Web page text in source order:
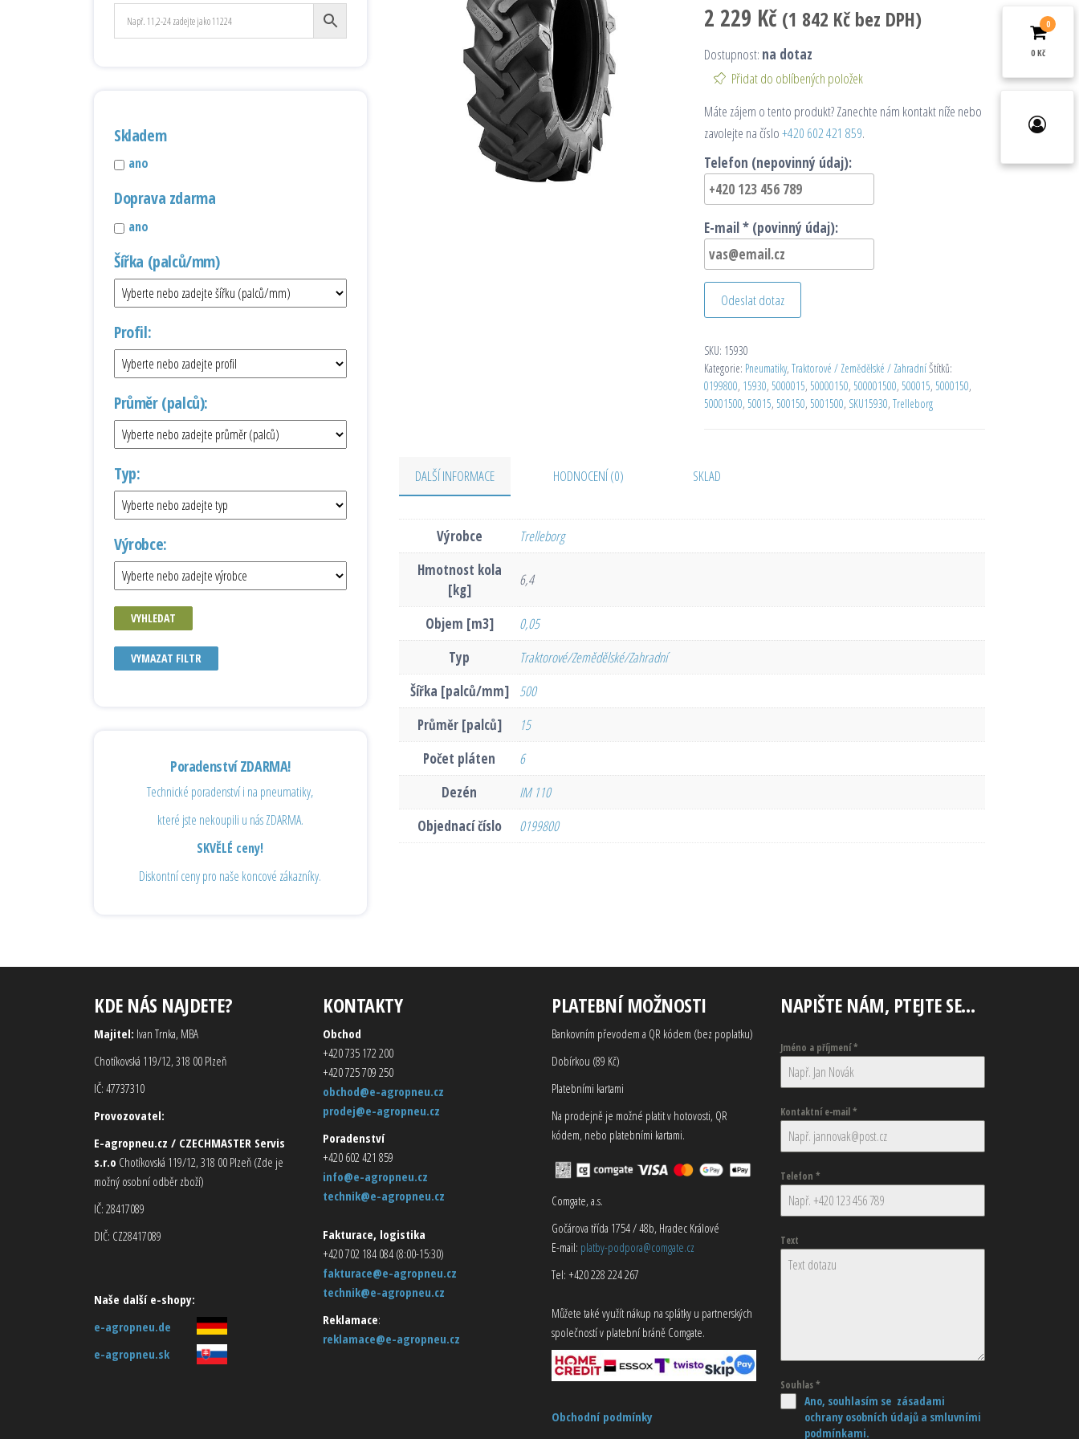
2 229 Kč (1 842 Kčbez DPH)
Dostupnost: na dotaz
Přidat do oblíbených položek
Máte zájem o tento produkt? Zanechte nám kontakt níže nebo
zavolejte na číslo+420 602 421 859.
Telefon (nepovinný údaj):
E-mail * (povinný údaj):
Odeslat dotaz
SKU: 15930
Kategorie: Pneumatiky, Traktorové / Zemědělské / ZahradníŠtítků:
0199800, 15930, 5000015, 50000150, 500001500, 500015, 5000150,
50001500, 50015, 500150, 5001500, SKU15930, Trelleborg
DALŠÍ INFORMACE HODNOCENÍ (0) SKLAD
Výrobce
Trelleborg
Hmotnost kola
[kg]
6,4
Objem [m3]
0,05
Typ
Traktorové/Zemědělské/Zahradní
Šířka [palců/mm]
500
Průměr [palců]
15
Počet pláten
6
Dezén
IM 110
Objednací číslo
0199800
Skladem
ano
Doprava zdarma
ano
Šířka (palců/mm)
Profil:
Průměr (palců):
Typ:
Výrobce:
VYHLEDAT
VYMAZAT FILTR
Poradenství ZDARMA!
Technické poradenství i na pneumatiky,
které jste nekoupili u nás ZDARMA.
SKVĚLÉ ceny!
Diskontní ceny pro naše koncové zákazníky.
KDE NÁS NAJDETE?
Majitel: Ivan Trnka, MBA
Chotíkovská 119/12, 318 00 Plzeň
IČ: 47737310
Provozovatel:
E-agropneu.cz / CZECHMASTER Servis
s.r.o Chotíkovská 119/12, 318 00 Plzeň (Zde je
možný osobní odběr zboží)
IČ: 28417089
DIČ: CZ28417089
Naše další e-shopy:
e-agropneu.de
e-agropneu.sk
KONTAKTY
Obchod
+420 735 172 200
+420 725 709 250
obchod@e-agropneu.cz
prodej@e-agropneu.cz
Poradenství
+420 602 421 859
info@e-agropneu.cz
technik@e-agropneu.cz
Fakturace, logistika
+420 702 184 084 (8:00-15:30)
fakturace@e-agropneu.cz
technik@e-agropneu.cz
Reklamace:
reklamace@e-agropneu.cz
PLATEBNÍ MOŽNOSTI
Bankovním převodem a QR kódem (bez poplatku)
Dobírkou (89 Kč)
Platebními kartami
Na prodejně je možné platit v hotovosti, QR
kódem, nebo platebními kartami.
Comgate, a.s.
Gočárova třída 1754 / 48b, Hradec Králové
E-mail: platby-podpora@comgate.cz
Tel: +420 228 224 267
Můžete také využít nákup na splátky u partnerských
společností v platební bráně Comgate.
Obchodní podmínky
NAPIŠTE NÁM, PTEJTE SE…
Jméno a příjmení*
Kontaktní e-mail*
Telefon *
Text
Souhlas*
Ano, souhlasím se zásadami
ochrany osobních údajů a smluvními
podmínkami.
0
0 Kč